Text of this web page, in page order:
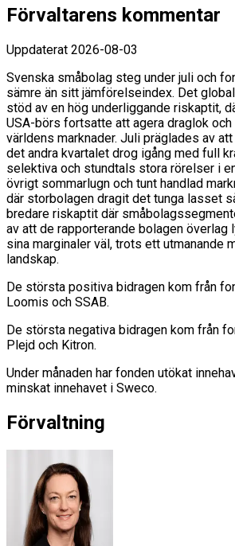
Förvaltarens kommentar
Uppdaterat 2026-08-03
Svenska småbolag steg under juli och
sämre än sitt jämförelseindex. Det
stöd av en hög underliggande riskaptit,
USA-börs fortsatte att agera draglok
världens marknader. Juli präglades av
det andra kvartalet drog igång med full
selektiva och stundtals stora rörelser i
övrigt sommarlugn och tunt handlad
där storbolagen dragit det tunga lasset
bredare riskaptit där
av att de rapporterande bolagen överlag
sina marginaler väl, trots ett utmanande
landskap.
De största positiva bidragen kom från
Loomis och SSAB.
De största negativa bidragen kom från
Plejd och Kitron.
Under månaden har fonden utökat
minskat innehavet i Sweco.
Förvaltning